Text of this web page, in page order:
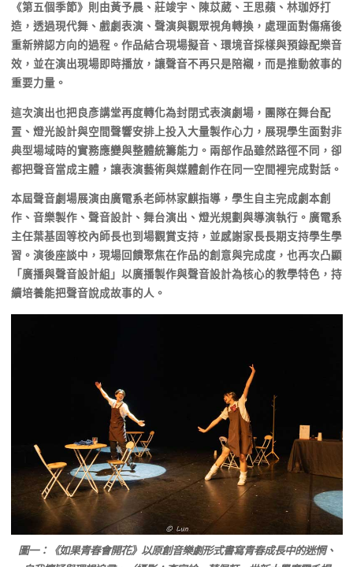
《第五個季節》則由黃予晨、莊竣宇、陳苡葳、王思蘋、林珈妤打
造，透過現代舞、戲劇表演、聲演與觀眾視角轉換，處理面對傷痛後
重新辨認方向的過程。作品結合現場擬音、環境音採樣與預錄配樂音
效，並在演出現場即時播放，讓聲音不再只是陪襯，而是推動敘事的
重要力量。
這次演出也把良彥講堂再度轉化為封閉式表演劇場，團隊在舞台配
置、燈光設計與空間聲響安排上投入大量製作心力，展現學生面對非
典型場域時的實務應變與整體統籌能力。兩部作品雖然路徑不同，卻
都把聲音當成主體，讓表演藝術與媒體創作在同一空間裡完成對話。
本屆聲音劇場展演由廣電系老師林家麒指導，學生自主完成劇本創
作、音樂製作、聲音設計、舞台演出、燈光規劃與導演執行。廣電系
主任葉基固等校內師長也到場觀賞支持，並感謝家長長期支持學生學
習。演後座談中，現場回饋聚焦在作品的創意與完成度，也再次凸顯
「廣播與聲音設計組」以廣播製作與聲音設計為核心的教學特色，持
續培養能把聲音說成故事的人。
圖一：《如果青春會開花》以原創音樂劇形式書寫青春成長中的迷惘、